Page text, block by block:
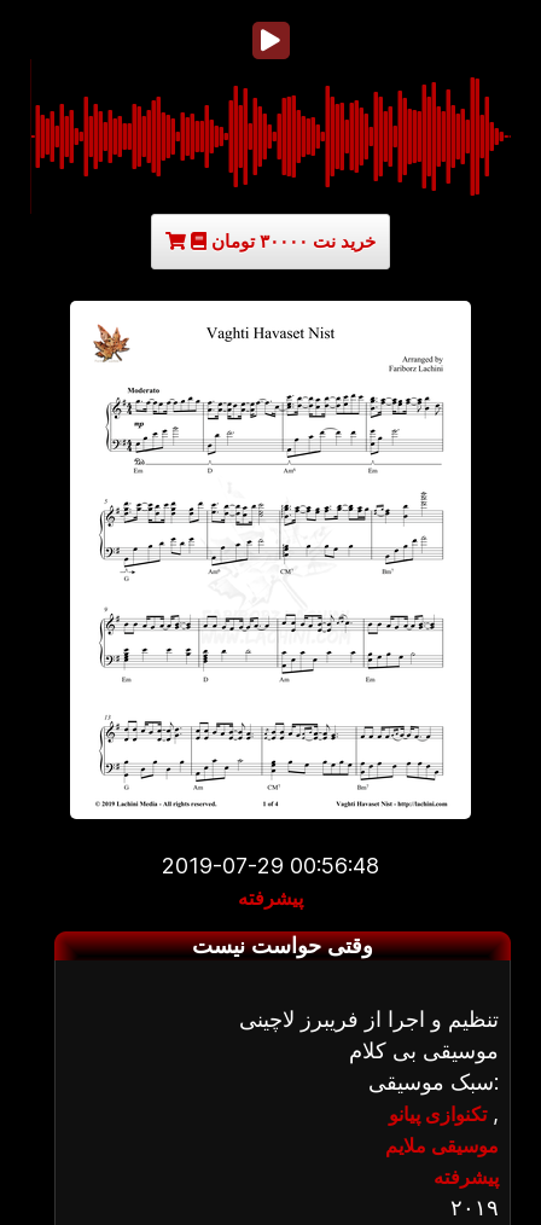
خرید نت ۳۰۰۰۰ تومان
2019-07-29 00:56:48
پیشرفته
وقتی حواست نیست
تنظیم و اجرا از فریبرز لاچینی
موسیقی بی کلام
سبک موسیقی:
تکنوازی پیانو,
موسیقی ملایم
پیشرفته
۲۰۱۹